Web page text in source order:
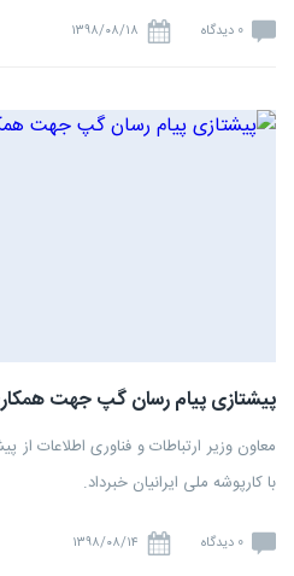
0 دیدگاه ۱۳۹۸/۰۸/۱۸
پیشتازی پیام رسان گپ جهت همکاری
معاون وزیر ارتباطات و فناوری اطلاعات
با کارپوشه ملی ایرانیان خبرداد.
0 دیدگاه ۱۳۹۸/۰۸/۱۴